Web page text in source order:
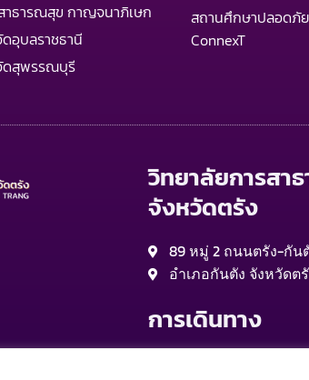
าธารณสุข กาญจนาภิเษก
อุบลราชธานี
ดสุพรรณบุรี
สถานศึกษาปลอดภัย
ConnexT
วิทยาลัยการสา
จังหวัดตรัง
89 หมู่ 2 ถนนตรัง-กัน
อำเภอกันตัง จังหวัดตรั
การเดินทาง